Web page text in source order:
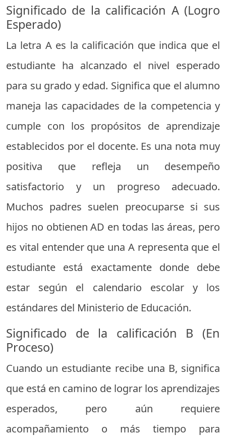
Significado de la calificación A (Logro
Esperado)
La letra A es la calificación que indica que el
estudiante ha alcanzado el nivel esperado
para su grado y edad. Significa que el alumno
maneja las capacidades de la competencia y
cumple con los propósitos de aprendizaje
establecidos por el docente. Es una nota muy
positiva que refleja un desempeño
satisfactorio y un progreso adecuado.
Muchos padres suelen preocuparse si sus
hijos no obtienen AD en todas las áreas, pero
es vital entender que una A representa que el
estudiante está exactamente donde debe
estar según el calendario escolar y los
estándares del Ministerio de Educación.
Significado de la calificación B (En
Proceso)
Cuando un estudiante recibe una B, significa
que está en camino de lograr los aprendizajes
esperados, pero aún requiere
acompañamiento o más tiempo para